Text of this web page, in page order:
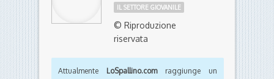
IL SETTORE GIOVANILE
© Riproduzione
riservata
Attualmente LoSpallino.comraggiunge un